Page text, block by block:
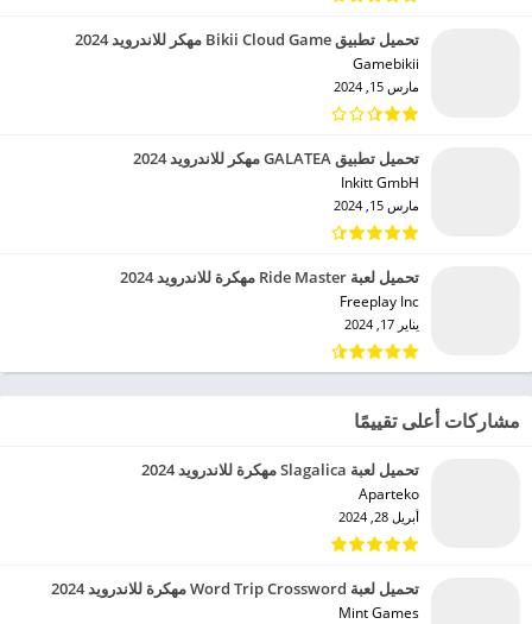
تحميل تطبيق Bikii Cloud Game مهكر للاندرويد 2024
Gamebikii‏
مارس 15, 2024
تحميل تطبيق GALATEA مهكر للاندرويد 2024
Inkitt GmbH‏
مارس 15, 2024
تحميل لعبة Ride Master مهكرة للاندرويد 2024
Freeplay Inc‏
يناير 17, 2024
مشاركات أعلى تقييمًا
تحميل لعبة Slagalica مهكرة للاندرويد 2024
Aparteko‏
أبريل 28, 2024
تحميل لعبة Word Trip Crossword مهكرة للاندرويد 2024
Mint Games‏